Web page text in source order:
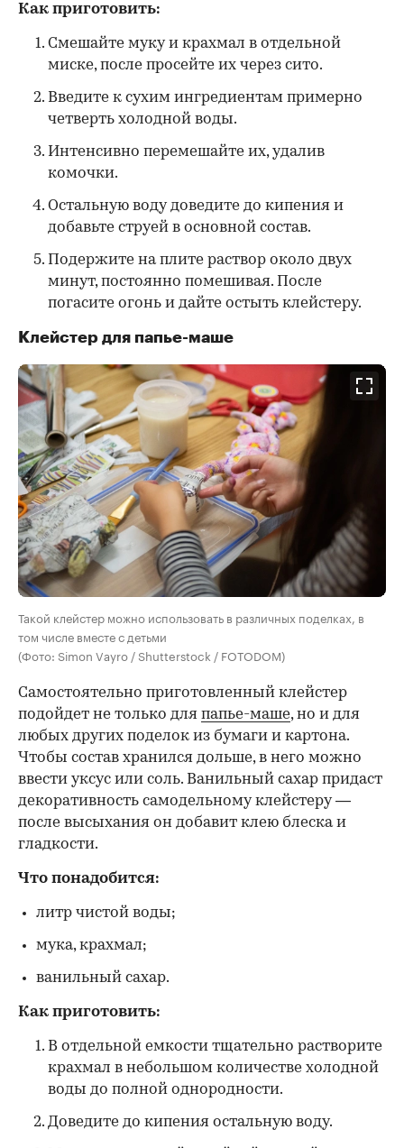
Как приготовить:
Смешайте муку и крахмал в отдельной
миске, после просейте их через сито.
Введите к сухим ингредиентам примерно
четверть холодной воды.
Интенсивно перемешайте их, удалив
комочки.
Остальную воду доведите до кипения и
добавьте струей в основной состав.
Подержите на плите раствор около двух
минут, постоянно помешивая. После
погасите огонь и дайте остыть клейстеру.
Клейстер для папье-маше
Такой клейстер можно использовать в различных поделках, в
том числе вместе с детьми
(Фото: Simon Vayro / Shutterstock / FOTODOM)
Самостоятельно приготовленный клейстер
подойдет не только для папье-маше, но и для
любых других поделок из бумаги и картона.
Чтобы состав хранился дольше, в него можно
ввести уксус или соль. Ванильный сахар придаст
декоративность самодельному клейстеру —
после высыхания он добавит клею блеска и
гладкости.
Что понадобится:
литр чистой воды;
мука, крахмал;
ванильный сахар.
Как приготовить:
В отдельной емкости тщательно растворите
крахмал в небольшом количестве холодной
воды до полной однородности.
Доведите до кипения остальную воду.